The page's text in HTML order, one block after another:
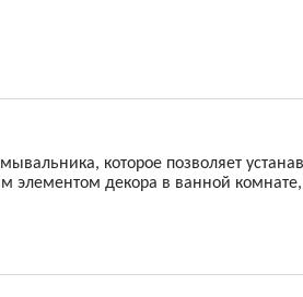
которое позволяет
элементом декора в ванной